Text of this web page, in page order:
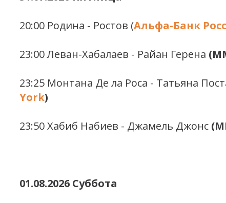
20:00 Родина - Ростов (Альфа-Банк
23:00 Леван-Хабалаев - Райан Герена
23:25 Монтана Де ла Роса - Татьяна
York)
23:50 Хабиб Набиев - Джамель Джонс
01.08.2026 Суббота